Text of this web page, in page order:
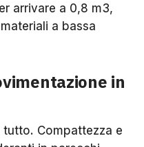
arrivare a 0,8 m3,
a bassa
in
Compattezza e